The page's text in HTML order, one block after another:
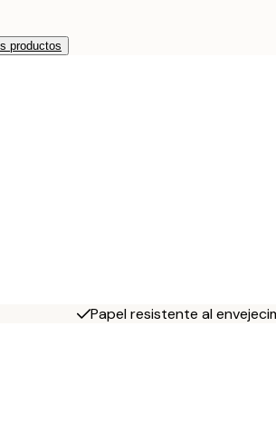
productos
Papel resistente al